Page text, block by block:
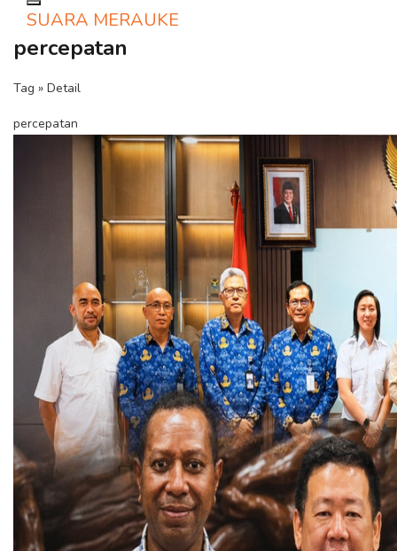
Toggle navigation
SUARA MERAUKE
percepatan
Tag » Detail
percepatan